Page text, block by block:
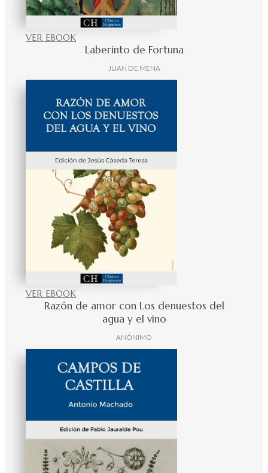
VER EBOOK
Laberinto de Fortuna
JUAN DE MENA
VER EBOOK
Razón de amor con Los denuestos del
agua y el vino
ANÓNIMO